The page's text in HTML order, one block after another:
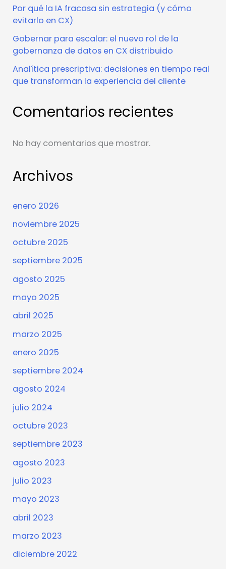
Por qué la IA fracasa sin estrategia (y cómo
evitarlo en CX)
Gobernar para escalar: el nuevo rol de la
gobernanza de datos en CX distribuido
Analítica prescriptiva: decisiones en tiempo real
que transforman la experiencia del cliente
Comentarios recientes
No hay comentarios que mostrar.
Archivos
enero 2026
noviembre 2025
octubre 2025
septiembre 2025
agosto 2025
mayo 2025
abril 2025
marzo 2025
enero 2025
septiembre 2024
agosto 2024
julio 2024
octubre 2023
septiembre 2023
agosto 2023
julio 2023
mayo 2023
abril 2023
marzo 2023
diciembre 2022